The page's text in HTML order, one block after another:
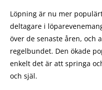
Löpning är nu mer
deltagare i
över de senaste åren, och
regelbundet. Den ökade
enkelt det är att springa
och själ.